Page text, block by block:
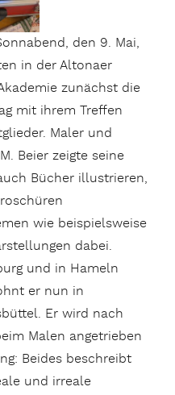
den 9. Mai,
in der Altonaer
zunächst die
mit ihrem Treffen
Maler und
Beier zeigte seine
Bücher illustrieren,
wie beispielsweise
dabei.
und in Hameln
er nun in
Er wird nach
Malen angetrieben
Beides beschreibt
und irreale